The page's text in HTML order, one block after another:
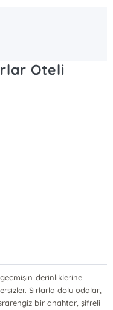
Oteli
derinliklerine
Sırlarla dolu odalar,
bir anahtar, şifreli